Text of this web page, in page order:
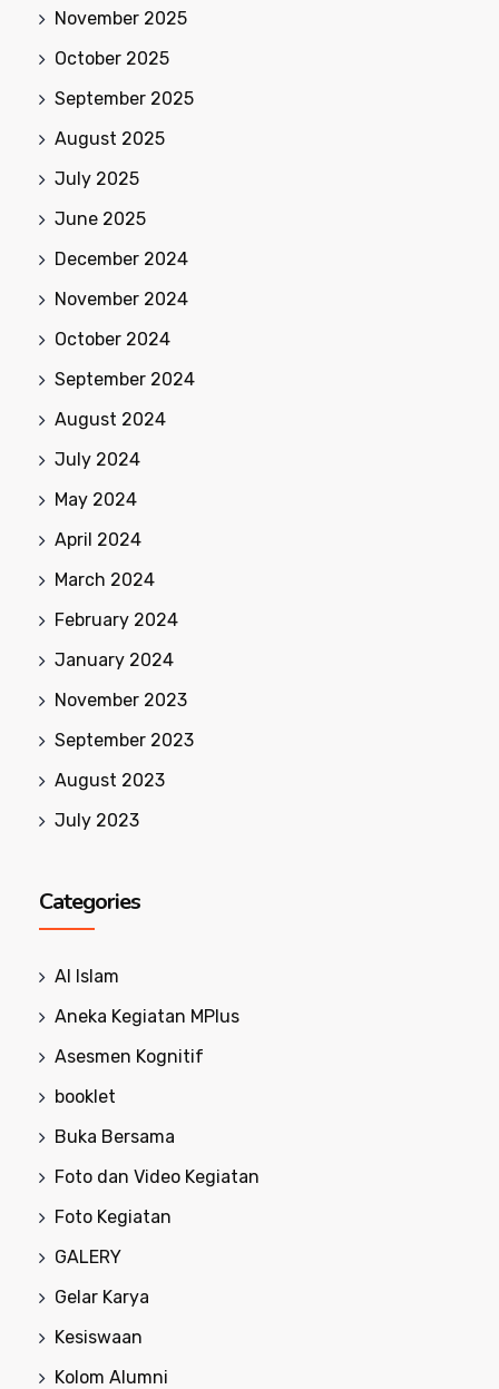
November 2025
October 2025
September 2025
August 2025
July 2025
June 2025
December 2024
November 2024
October 2024
September 2024
August 2024
July 2024
May 2024
April 2024
March 2024
February 2024
January 2024
November 2023
September 2023
August 2023
July 2023
Categories
Al Islam
Aneka Kegiatan MPlus
Asesmen Kognitif
booklet
Buka Bersama
Foto dan Video Kegiatan
Foto Kegiatan
GALERY
Gelar Karya
Kesiswaan
Kolom Alumni